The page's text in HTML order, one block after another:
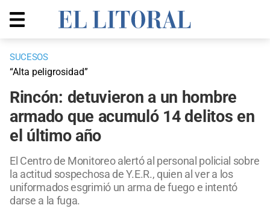
SUCESOS
“Alta peligrosidad”
Rincón: detuvieron a un hombre
armado que acumuló 14 delitos en
el último año
El Centro de Monitoreo alertó al personal policial sobre
la actitud sospechosa de Y.E.R., quien al ver a los
uniformados esgrimió un arma de fuego e intentó
darse a la fuga.